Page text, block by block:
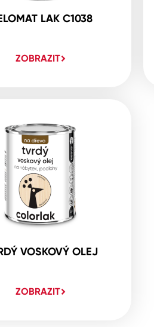
LAK C1038
ZOBRAZIT
VOSKOVÝ OLEJ
ZOBRAZIT